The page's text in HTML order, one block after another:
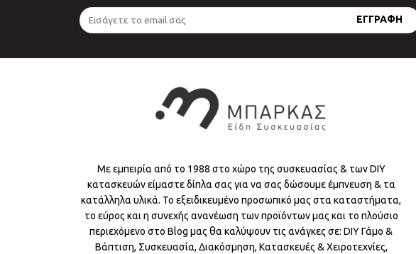
Με εμπειρία από το 1988 στο χώρο της συσκευασίας & των DIY
κατασκευών είμαστε δίπλα σας για να σας δώσουμε έμπνευση & τα
κατάλληλα υλικά. Το εξειδικευμένο προσωπικό μας στα καταστήματα,
το εύρος και η συνεχής ανανέωση των προϊόντων μας και το πλούσιο
περιεχόμενο στο Blog μας θα καλύψουν τις ανάγκες σε: DIY Γάμο &
Βάπτιση, Συσκευασία, Διακόσμηση, Κατασκευές & Χειροτεχνίες,